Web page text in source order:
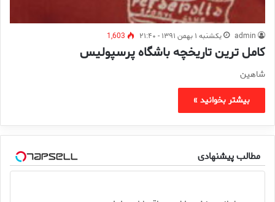
admin یکشنبه ۱ بهمن ۱۳۹۱ - ۲۱:۴۰ 1,603
کامل ترین تاریخچه باشگاه پرسپولیس
شاهین
بیشتر بخوانید »
مطالب پیشنهادی